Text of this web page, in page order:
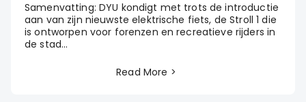
Samenvatting: DYU kondigt met trots de introductie
aan van zijn nieuwste elektrische fiets, de Stroll 1 die
is ontworpen voor forenzen en recreatieve rijders in
de stad...
Read More >